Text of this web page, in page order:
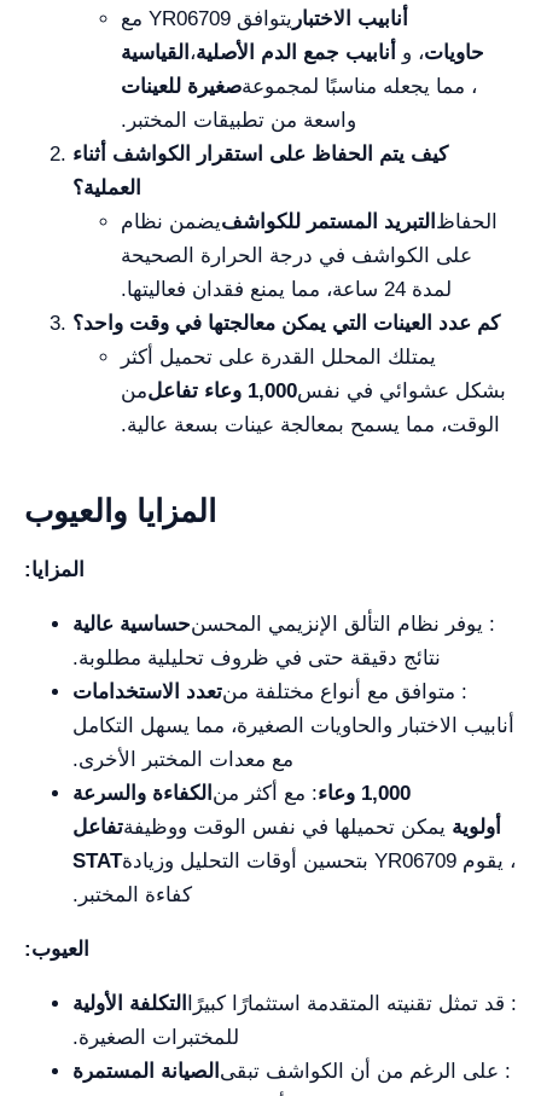
يتوافق YR06709 مع أنابيب الاختبار
القياسية ،أنابيب جمع الدم الأصلية ، وحاويات
صغيرة للعينات، مما يجعله مناسبًا لمجموعة
واسعة من تطبيقات المختبر.
كيف يتم الحفاظ على استقرار الكواشف أثناء
العملية؟
يضمن نظامالتبريد المستمر للكواشف الحفاظ
على الكواشف في درجة الحرارة الصحيحة
لمدة 24 ساعة، مما يمنع فقدان فعاليتها.
كم عدد العينات التي يمكن معالجتها في وقت واحد؟
يمتلك المحلل القدرة على تحميل أكثر
من
1,000 وعاء تفاعلبشكل عشوائي في نفس
الوقت، مما يسمح بمعالجة عينات بسعة عالية.
المزايا والعيوب
المزايا:
حساسية عالية: يوفر نظام التألق الإنزيمي المحسن
نتائج دقيقة حتى في ظروف تحليلية مطلوبة.
تعدد الاستخدامات: متوافق مع أنواع مختلفة من
أنابيب الاختبار والحاويات الصغيرة، مما يسهل التكامل
مع معدات المختبر الأخرى.
الكفاءة والسرعة : مع أكثر من1,000 وعاء
تفاعليمكن تحميلها في نفس الوقت ووظيفة أولوية
STAT، يقوم YR06709 بتحسين أوقات التحليل وزيادة
كفاءة المختبر.
العيوب:
التكلفة الأولية
: قد تمثل تقنيته المتقدمة استثمارًا كبيرًا
للمختبرات الصغيرة.
الصيانة المستمرة : على الرغم من أن الكواشف تبقى